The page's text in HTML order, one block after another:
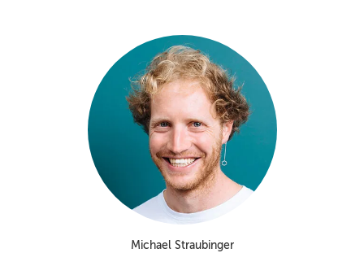
Michael Straubinger